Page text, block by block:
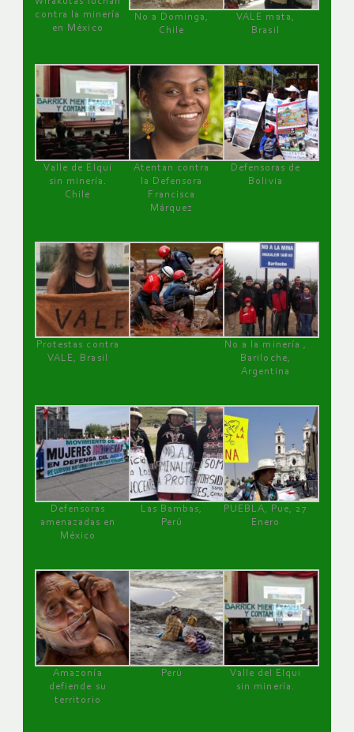
contra la minería
en México
No a Dominga,
Chile
VALE mata,
Brasil
Valle de Elqui
sin minería.
Chile
Atentan contra
la Defensora
Francisca
Márquez
Defensoras de
Bolivia
Protestas contra
VALE, Brasil
No a la minería ,
Bariloche,
Argentina
Defensoras
amenazadas en
México
Las Bambas,
Perú
PUEBLA, Pue, 27
Enero
Amazonía
defiende su
territorio
Perú
Valle del Elqui
sin minería.